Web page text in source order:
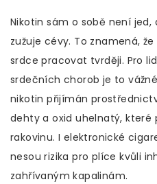
Nikotin sám o sobě není
zužuje cévy. To znamená,
srdce pracovat tvrději. Pro
srdečních chorob je to
nikotin přijímán
dehty a oxid uhelnatý, které
rakovinu. I elektronické
nesou rizika pro plíce kvůli
zahřívaným kapalinám.